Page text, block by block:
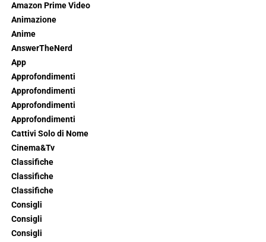
Amazon Prime Video
Animazione
Anime
AnswerTheNerd
App
Approfondimenti
Approfondimenti
Approfondimenti
Approfondimenti
Cattivi Solo di Nome
Cinema&Tv
Classifiche
Classifiche
Classifiche
Consigli
Consigli
Consigli